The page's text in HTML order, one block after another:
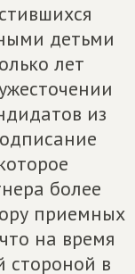
детьми
лет
из
более
приемных
на время
стороной в